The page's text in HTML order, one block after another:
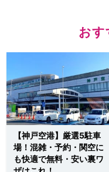
おす
【神戸空港】厳選5駐車
場！混雑・予約・関空に
も快適で無料・安い裏ワ